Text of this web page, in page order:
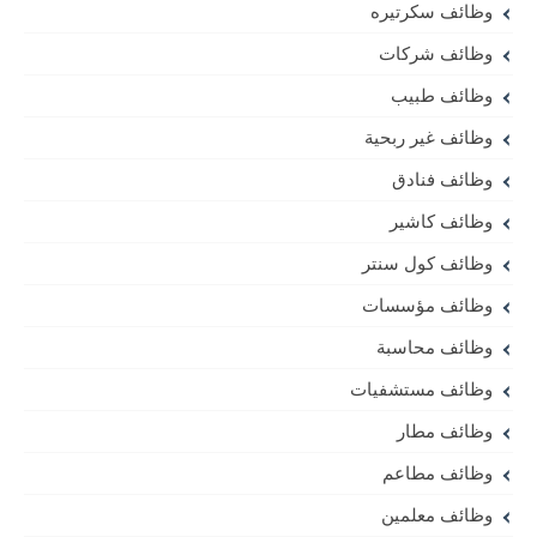
وظائف سكرتيره
وظائف شركات
وظائف طبيب
وظائف غير ربحية
وظائف فنادق
وظائف كاشير
وظائف كول سنتر
وظائف مؤسسات
وظائف محاسبة
وظائف مستشفيات
وظائف مطار
وظائف مطاعم
وظائف معلمين